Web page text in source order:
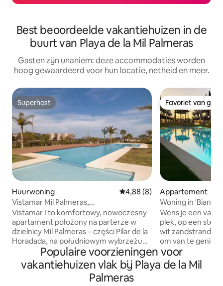
Best beoordeelde vakantiehuizen in de
buurt van Playa de la Mil Palmeras
Gasten zijn unaniem: deze accommodaties worden
hoog gewaardeerd voor hun locatie, netheid en meer.
Superhost
Superhost
Huurwoning Gemiddelde beoordeling van
4,88 (8)
Vistamar Mil Palmeras,
Familieappartement i
Vistamar I to komfortowy, nowoczesny
apartament położony na parterze w
dzielnicy Mil Palmeras – części Pilar de la
Horadada, na południowym wybrzeżu
Costa Blanca. Jasne wnętrza,
przestronne tarasy i bezpośrednie
wyjście na basen sprawiają, że to idealne
miejsce na relaks, rodzinny urlop lub
Favoriet van
Favoriet van
Appartement
Woning in 'Bianca
strand
Wens je een
plek, op een
wit zandstrand? 'Bianca Beach' is perfect
om van te
familie of vrienden. Gebouwd in
deze gated
zwembaden en
Populaire voorzieningen voor
vakantiehuizen vlak bij Playa de la Mil
Palmeras